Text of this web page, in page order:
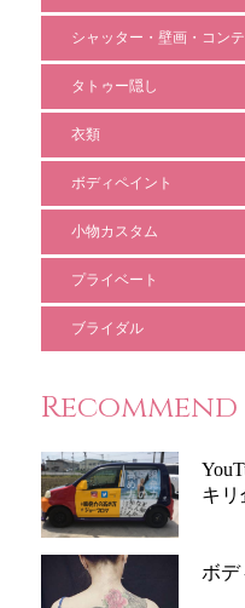
シャッター・壁画・コン
タトゥー隠し
衣類
ボディペイント
小物カスタム
プライベート
ブライダル
Recommend
キリ
ボデ